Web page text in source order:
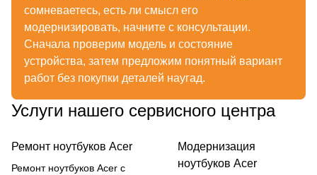
сомневаетесь, есть ли смысл его
модернизировать, начните с консультации.
Сначала проверим модель и состояние
устройства, затем предложим понятный вариант
работ без покупки деталей наугад.
Услуги нашего сервисного центра
Ремонт ноутбуков Acer
Ремонт ноутбуков Acer с
Модернизация
ноутбуков Acer